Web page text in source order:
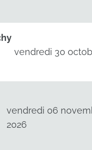
vendredi 30
vendredi 06
2026